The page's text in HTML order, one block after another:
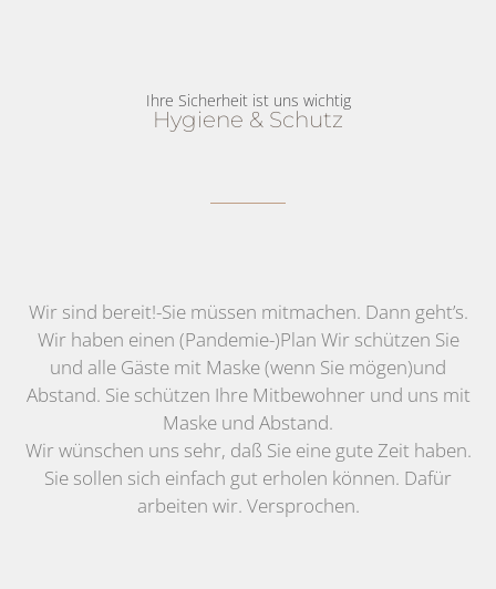
Ihre Sicherheit ist uns wichtig
Hygiene & Schutz
Wir sind bereit!-Sie müssen mitmachen. Dann geht’s.
Wir haben einen (Pandemie-)Plan Wir schützen Sie
und alle Gäste mit Maske (wenn Sie mögen)und
Abstand. Sie schützen Ihre Mitbewohner und uns mit
Maske und Abstand.
Wir wünschen uns sehr, daß Sie eine gute Zeit haben.
Sie sollen sich einfach gut erholen können. Dafür
arbeiten wir. Versprochen.